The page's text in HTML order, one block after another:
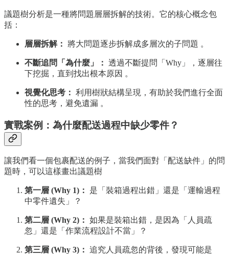
議題樹分析是一種將問題層層拆解的技術。它的核心概念包
括：
層層拆解： 將大問題逐步拆解成多層次的子問題 。
不斷追問「為什麼」： 透過不斷提問「Why」，逐層往
下挖掘，直到找出根本原因 。
視覺化思考： 利用樹狀結構呈現，有助於我們進行全面
性的思考，避免遺漏 。
實戰案例：為什麼配送過程中缺少零件？
讓我們看一個包裹配送的例子，當我們面對「配送缺件」的問
題時，可以這樣畫出議題樹
第一層 (Why 1)：
是「裝箱過程出錯」還是「運輸過程
中零件遺失」？
第二層 (Why 2)： 如果是裝箱出錯，是因為「人員疏
忽」還是「作業流程設計不當」？
第三層 (Why 3)： 追究人員疏忽的背後，發現可能是